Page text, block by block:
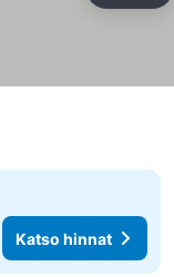
Katso hinnat